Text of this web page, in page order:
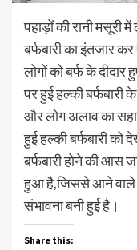
पहाड़ों की रानी
बर्फबारी का इंतजार
लोगों को बर्फ के दीदार
पर हुई हल्की
और लोग अलाव का
हुई हल्की बर्फबारी
बर्फबारी होने की आस
हुआ है,जिससे आने वाले
संभावना बनी हुई है।
Share this: